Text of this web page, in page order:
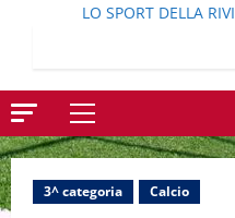
LO SPORT DELLA
Menu
principale
3^ categoria Calcio